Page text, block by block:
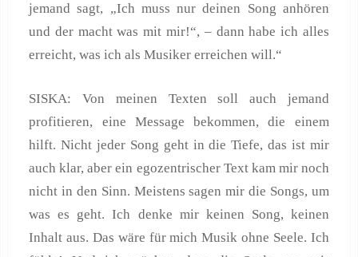
jemand sagt, „Ich muss nur deinen Song anhören
und der macht was mit mir!“, – dann habe ich alles
erreicht, was ich als Musiker erreichen will.“
SISKA: Von meinen Texten soll auch jemand
profitieren, eine Message bekommen, die einem
hilft. Nicht jeder Song geht in die Tiefe, das ist mir
auch klar, aber ein egozentrischer Text kam mir noch
nicht in den Sinn. Meistens sagen mir die Songs, um
was es geht. Ich denke mir keinen Song, keinen
Inhalt aus. Das wäre für mich Musik ohne Seele. Ich